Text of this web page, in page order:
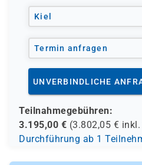
Enterprise-Netzwerke
Kiel
Termin anfragen
UNVERBINDLICHE
Teilnahmegebühren:
3.195,00 € (3.802,05 € inkl.
Durchführung ab 1